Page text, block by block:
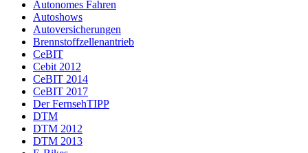
Autonomes Fahren
Autoshows
Autoversicherungen
Brennstoffzellenantrieb
CeBIT
Cebit 2012
CeBIT 2014
CeBIT 2017
Der FernsehTIPP
DTM
DTM 2012
DTM 2013